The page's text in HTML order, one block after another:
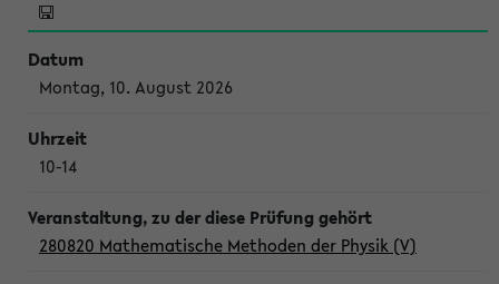
Montag, 10. August 2026
10-14
280820 Mathematische Methoden der Physik (V)